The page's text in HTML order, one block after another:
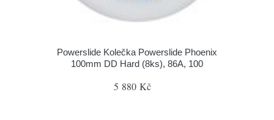
Powerslide Kolečka Powerslide Phoenix
100mm DD Hard (8ks), 86A, 100
5 880 Kč